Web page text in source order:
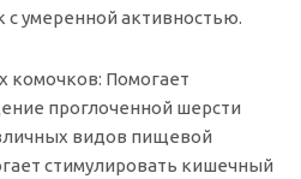
с умеренной активностью.
комочков: Помогает
проглоченной шерсти
видов пищевой
стимулировать кишечный